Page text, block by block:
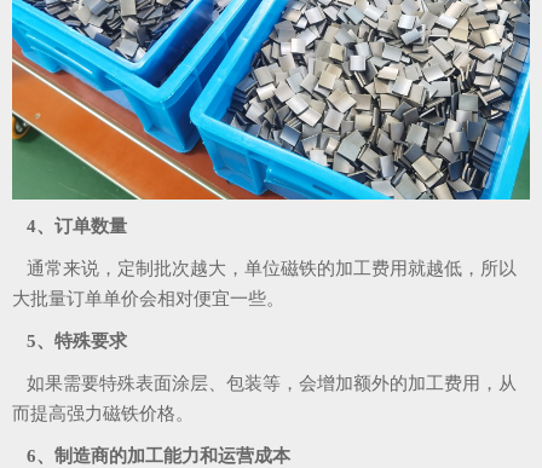
4、订单数量
通常来说，定制批次越大，单位磁铁的加工费用就越低，所以
大批量订单单价会相对便宜一些。
5、特殊要求
如果需要特殊表面涂层、包装等，会增加额外的加工费用，从
而提高强力磁铁价格。
6、制造商的加工能力和运营成本